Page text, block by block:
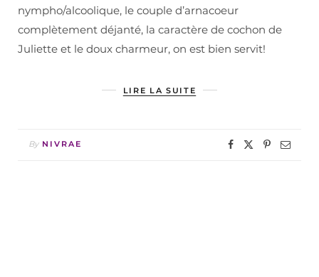
nympho/alcoolique, le couple d’arnacoeur
complètement déjanté, la caractère de cochon de
Juliette et le doux charmeur, on est bien servit!
LIRE LA SUITE
By NIVRAE